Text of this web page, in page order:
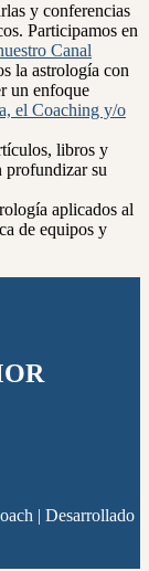
y conferencias
Participamos en
Canal
la astrología con
un enfoque
el Coaching y/o
libros y
profundizar su
aplicados al
de equipos y
| Desarrollado